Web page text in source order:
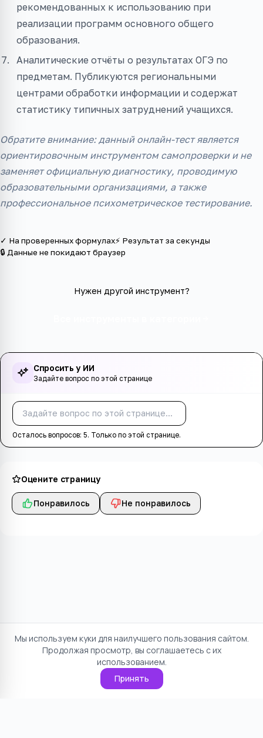
рекомендованных к использованию при
реализации программ основного общего
образования.
Аналитические отчёты о результатах ОГЭ по
предметам. Публикуются региональными
центрами обработки информации и содержат
статистику типичных затруднений учащихся.
Обратите внимание: данный онлайн-тест является
ориентировочным инструментом самопроверки и не
заменяет официальную диагностику, проводимую
образовательными организациями, а также
профессиональное психометрическое тестирование.
✓ На проверенных формулах⚡ Результат за секунды
🔒 Данные не покидают браузер
Нужен другой инструмент?
Спросить у ИИ
Задайте вопрос по этой странице
Осталось вопросов: 5. Только по этой странице.
Оцените страницу
Понравилось Не понравилось
Мы используем куки для наилучшего пользования сайтом.
Продолжая просмотр, вы соглашаетесь с их
использованием.
Принять